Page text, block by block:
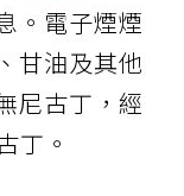
。電子煙煙
甘油及其他
尼古丁，經
丁。